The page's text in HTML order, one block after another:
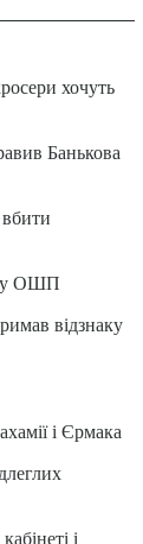
хочуть
Банькова
му ОШП
відзнаку
і Єрмака
і